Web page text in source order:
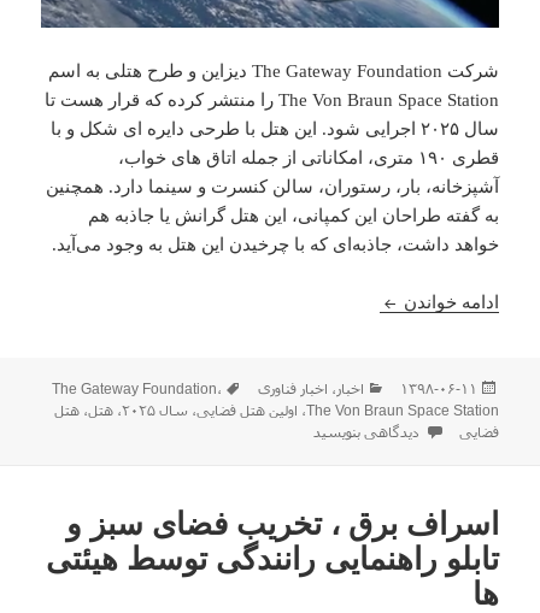
شرکت The Gateway Foundation دیزاین و طرح هتلی به اسم
The Von Braun Space Station را منتشر کرده که قرار هست تا
سال ۲۰۲۵ اجرایی شود. این هتل با طرحی دایره ای شکل و با
قطری ۱۹۰ متری، امکاناتی از جمله اتاق های خواب،
آشپزخانه، بار، رستوران، سالن کنسرت و سینما دارد. همچنین
به گفته طراحان این کمپانی، این هتل گرانش یا جاذبه هم
خواهد داشت، جاذبه‌ای که با چرخیدن این هتل به وجود می‌آید.
ادامه خواندن ساخت اولین هتل فضایی تا سال ۲۰۲۵
ارسال
شده
در
۱۳۹۸-۰۶-۱۱ دسته‌ها
اخبار ، اخبار فناوری برچسب‌ها
The Gateway Foundation،
The Von Braun Space Station، اولین هتل فضایی، سال ۲۰۲۵ ،هتل،هتل
فضایی
برای ساخت اولین هتل فضایی تا سال ۲۰۲۵
دیدگاهی بنویسید
اسراف برق ، تخریب فضای سبز و
تابلو راهنمایی رانندگی توسط هیئتی
ها